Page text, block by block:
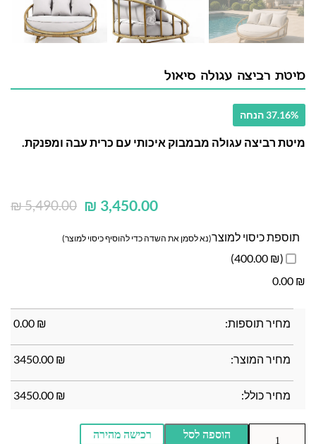
מיטת רביצה עגולה סיאול
37.16% הנחה
מיטת רביצה עגולה מבמבוק איכותי עם כרית עבה ומפנקת.
₪5,490.00 ₪ 3,450.00
תוספת כיסוי למוצר(נא לסמן את השדה כדי להוסיף כיסוי למוצר)
(₪ 400.00)
₪
0.00
מחיר תוספות: ₪
0.00
מחיר המוצר: ₪
3450.00
מחיר כולל: ₪
3450.00
הוספה לסל רכישה מהירה